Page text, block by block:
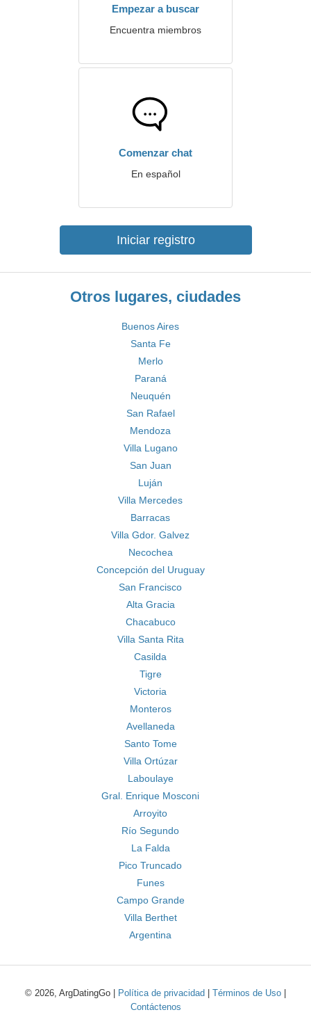
Empezar a buscar
Encuentra miembros
Comenzar chat
En español
Iniciar registro
Otros lugares, ciudades
Buenos Aires
Santa Fe
Merlo
Paraná
Neuquén
San Rafael
Mendoza
Villa Lugano
San Juan
Luján
Villa Mercedes
Barracas
Villa Gdor. Galvez
Necochea
Concepción del Uruguay
San Francisco
Alta Gracia
Chacabuco
Villa Santa Rita
Casilda
Tigre
Victoria
Monteros
Avellaneda
Santo Tome
Villa Ortúzar
Laboulaye
Gral. Enrique Mosconi
Arroyito
Río Segundo
La Falda
Pico Truncado
Funes
Campo Grande
Villa Berthet
Argentina
© 2026, ArgDatingGo | Política de privacidad Términos de Uso
Contáctenos